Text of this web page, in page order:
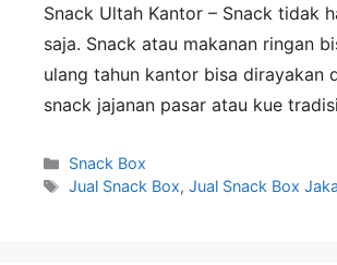
Snack Ultah Kantor – Snack tidak
saja. Snack atau makanan ringan
ulang tahun kantor bisa dirayakan
snack jajanan pasar atau kue
Snack Box
Jual Snack Box,Jual Snack Box